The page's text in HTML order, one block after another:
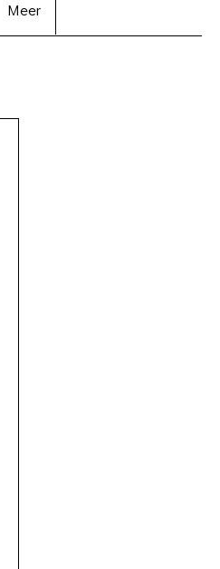
Meer